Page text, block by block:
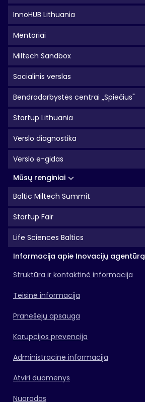
InnoHUB Lithuania
Mentoriai
Miltech Sandbox
Socialinis verslas
Bendradarbystės centrai „Spiečius"
Startup Lithuania
Verslo diagnostika
Verslo e-gidas
Mūsų renginiai
Baltic Miltech Summit
Startup Fair
Life Sciences Baltics
Informacija apie Inovacijų agentūrą
Struktūra ir kontaktinė informacija
Teisinė informacija
Pranešėjų apsauga
Korupcijos prevencija
Administracinė informacija
Atviri duomenys
Nuorodos